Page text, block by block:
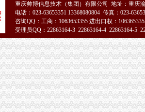
第一门户-中国会计视野
大误区_会计_天涯论坛_天涯社区
票使用规定》的通知
值税专用发票查询_增值税发票
库百科
重庆帅博信息技术（集团）有限公司 地址：重庆
电话：023-63653351 13368080804 传真：023-
咨询QQ：工商：1063653355 进出口权：
受理员QQ：22863164-3 22863164-4 22863164-5